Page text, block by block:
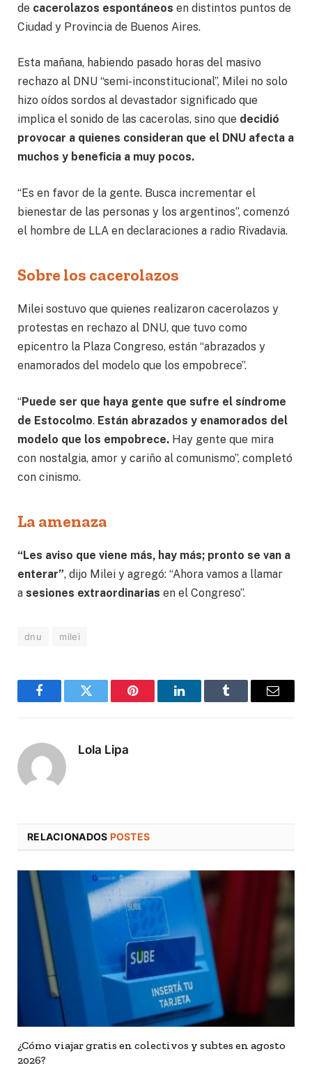
de cacerolazos espontáneos en distintos puntos de
Ciudad y Provincia de Buenos Aires.
Esta mañana, habiendo pasado horas del masivo
rechazo al DNU “semi-inconstitucional”, Milei no solo
hizo oídos sordos al devastador significado que
implica el sonido de las cacerolas, sino que decidió
provocar a quienes consideran que el DNU afecta a
muchos y beneficia a muy pocos.
“Es en favor de la gente. Busca incrementar el
bienestar de las personas y los argentinos”, comenzó
el hombre de LLA en declaraciones a radio Rivadavia.
Sobre los cacerolazos
Milei sostuvo que quienes realizaron cacerolazos y
protestas en rechazo al DNU, que tuvo como
epicentro la Plaza Congreso, están “abrazados y
enamorados del modelo que los empobrece”.
“Puede ser que haya gente que sufre el síndrome
de Estocolmo. Están abrazados y enamorados del
modelo que los empobrece. Hay gente que mira
con nostalgia, amor y cariño al comunismo”, completó
con cinismo.
La amenaza
“Les aviso que viene más, hay más; pronto se van a
enterar”, dijo Milei y agregó: “Ahora vamos a llamar
a sesiones extraordinarias en el Congreso”.
dnu milei
FacebookTwitter Pinterest LinkedInTumblr
Correo
Lola Lipa
RELACIONADOS POSTES
¿Cómo viajar gratis en colectivos y subtes en agosto
2026?